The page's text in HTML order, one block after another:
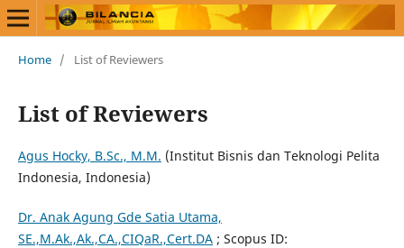
Home / List of Reviewers
List of Reviewers
Agus Hocky, B.Sc., M.M. (Institut Bisnis dan Teknologi Pelita
Indonesia, Indonesia)
Dr. Anak Agung Gde Satia Utama,
SE.,M.Ak.,Ak.,CA.,CIQaR.,Cert.DA; Scopus ID: